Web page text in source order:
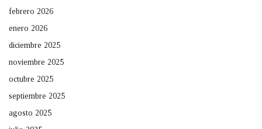
febrero 2026
enero 2026
diciembre 2025
noviembre 2025
octubre 2025
septiembre 2025
agosto 2025